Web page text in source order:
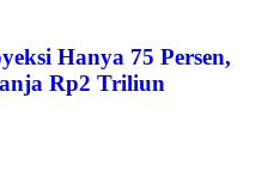
Hanya 75 Persen,
Rp2 Triliun